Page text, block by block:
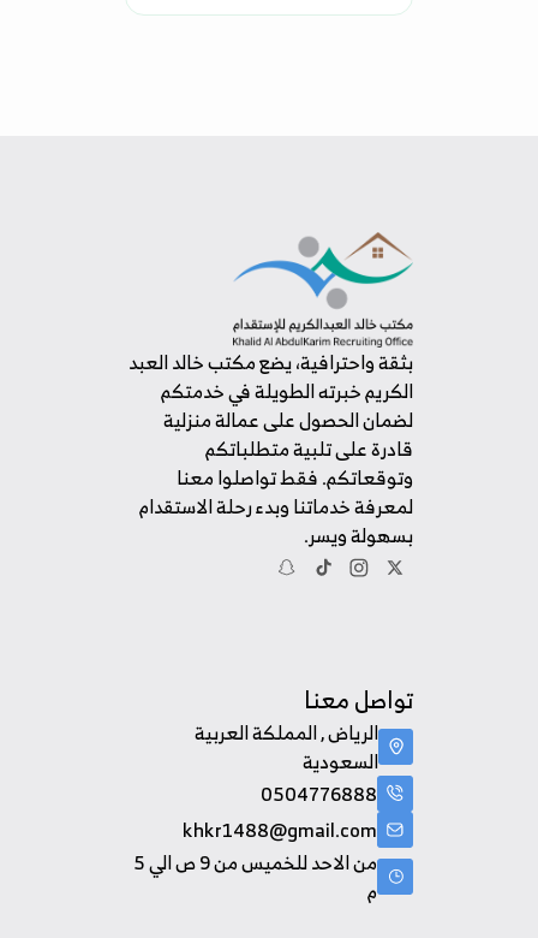
بثقة واحترافية، يضع مكتب خالد العبد
الكريم خبرته الطويلة في خدمتكم
لضمان الحصول على عمالة منزلية
قادرة على تلبية متطلباتكم
وتوقعاتكم. فقط تواصلوا معنا
لمعرفة خدماتنا وبدء رحلة الاستقدام
بسهولة ويسر.
تواصل معنا
الرياض , المملكة العربية
السعودية
0504776888
khkr1488@gmail.com
من الاحد للخميس من 9 ص الي 5
م